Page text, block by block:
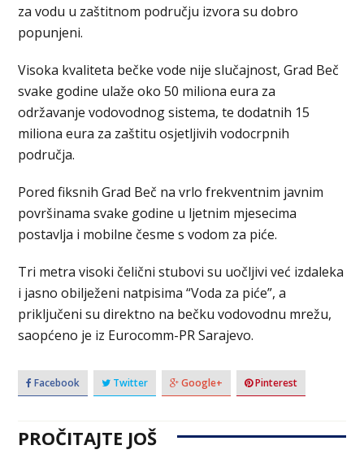
za vodu u zaštitnom području izvora su dobro
popunjeni.
Visoka kvaliteta bečke vode nije slučajnost, Grad Beč
svake godine ulaže oko 50 miliona eura za
održavanje vodovodnog sistema, te dodatnih 15
miliona eura za zaštitu osjetljivih vodocrpnih
područja.
Pored fiksnih Grad Beč na vrlo frekventnim javnim
površinama svake godine u ljetnim mjesecima
postavlja i mobilne česme s vodom za piće.
Tri metra visoki čelični stubovi su uočljivi već izdaleka
i jasno obilježeni natpisima “Voda za piće”, a
priključeni su direktno na bečku vodovodnu mrežu,
saopćeno je iz Eurocomm-PR Sarajevo.
Facebook Twitter Google+ Pinterest
PROČITAJTE JOŠ